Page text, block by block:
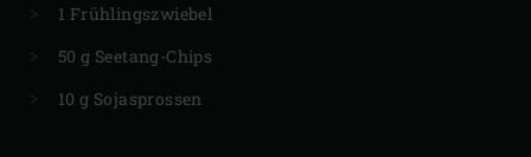
1 Frühlingszwiebel
50 g Seetang-Chips
10 g Sojasprossen